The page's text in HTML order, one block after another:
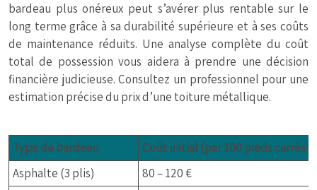
bardeau plus onéreux peut s’avérer plus rentable sur le
long terme grâce à sa durabilité supérieure et à ses coûts
de maintenance réduits. Une analyse complète du coût
total de possession vous aidera à prendre une décision
financière judicieuse. Consultez un professionnel pour une
estimation précise du prix d’une toiture métallique.
Type de bardeau
Coût initial (par 100 pieds carrés)
Asphalte (3 plis)
80 – 120 €